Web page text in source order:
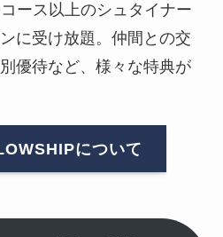
ース以上のシュタイナー
に受け放題。仲間との交
優待など、様々な特典が
について